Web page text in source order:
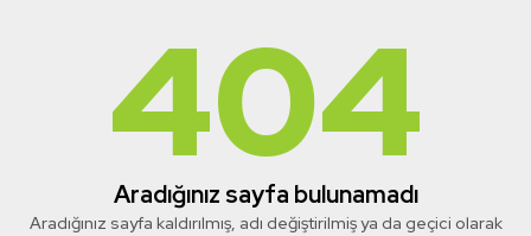
404
Aradığınız sayfa bulunamadı
Aradığınız sayfa kaldırılmış, adı değiştirilmiş ya da geçici olarak